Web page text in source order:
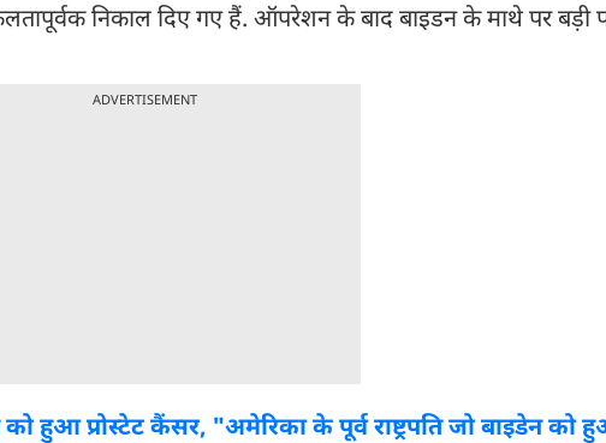
निकाल दिए गए हैं. ऑपरेशन के बाद बाइडन के माथे पर बड़ी
ADVERTISEMENT
को हुआ प्रोस्टेट कैंसर, "अमेरिका के पूर्व राष्ट्रपति जो बाइडेन को